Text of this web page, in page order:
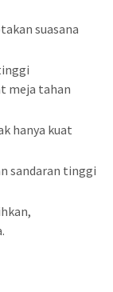
suasana
meja tahan
hanya kuat
sandaran tinggi